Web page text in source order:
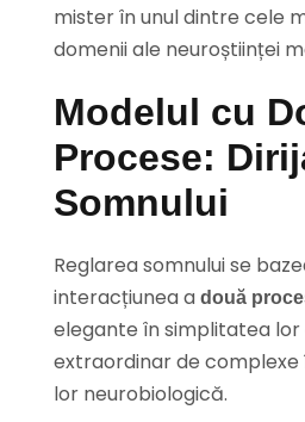
mister în unul dintre cele
domenii ale neuroștiinței
Modelul cu
Procese:
Somnului
Reglarea somnului se
interacțiunea a două
elegante în simplitatea
extraordinar de
lor neurobiologică.